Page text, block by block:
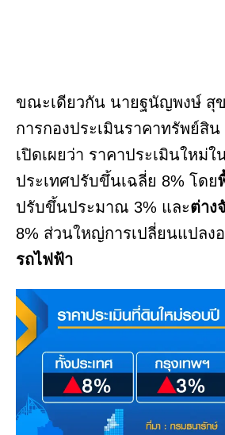
ขณะเดียวกัน นายฐนัญพงษ์ สุ
การกองประเมินราคาทรัพย์สิน
เปิดเผยว่า ราคาประเมินใหม่
ประเทศปรับขึ้นเฉลี่ย 8% โดย
ปรับขึ้นประมาณ 3% และต่าง
8% ส่วนใหญ่การเปลี่ยนแปลง
รถไฟฟ้า